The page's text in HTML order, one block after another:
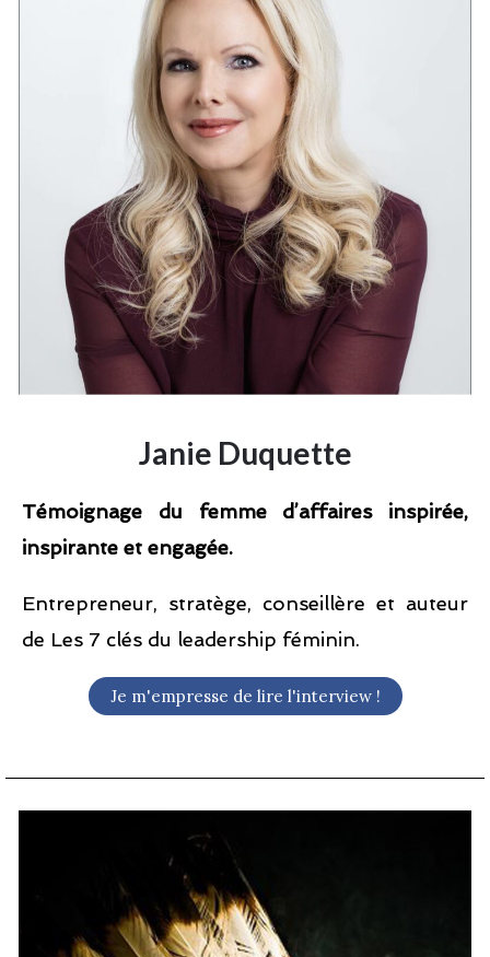
Janie Duquette
Témoignage du femme d’affaires inspirée,
inspirante et engagée.
Entrepreneur, stratège, conseillère et auteur
de Les 7 clés du leadership féminin.
Je m'empresse de lire l'interview !